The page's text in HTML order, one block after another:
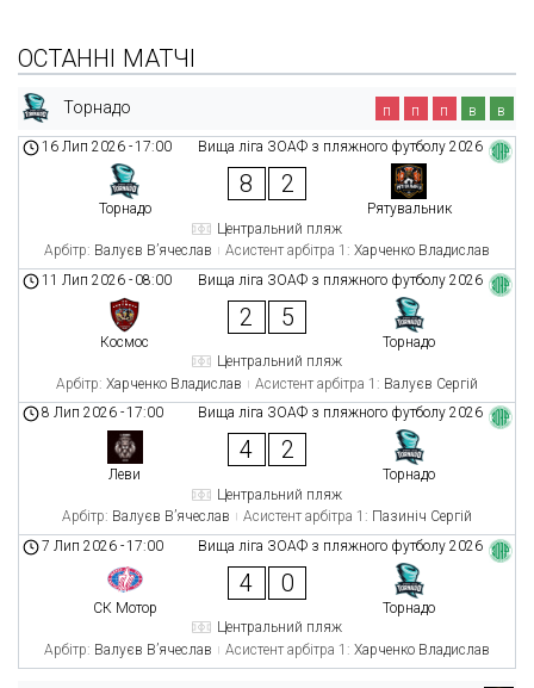
ОСТАННІ МАТЧІ
Торнадо п п п в в
Вища ліга ЗОАФ з пляжного футболу 2026
16 Лип 2026 -17:00
Торнадо
8 2
Рятувальник
Центральний пляж
Арбітр: Валуєв В’ячеслав Асистент арбітра 1: Харченко Владислав
Вища ліга ЗОАФ з пляжного футболу 2026
11 Лип 2026 - 08:00
Космос
2 5
Торнадо
Центральний пляж
Арбітр: Харченко Владислав Асистент арбітра 1: Валуєв Сергій
Вища ліга ЗОАФ з пляжного футболу 2026
8 Лип 2026 -17:00
Леви
4 2
Торнадо
Центральний пляж
Арбітр: Валуєв В’ячеслав Асистент арбітра 1: Пазиніч Сергій
Вища ліга ЗОАФ з пляжного футболу 2026
7 Лип 2026 -17:00
СК Мотор
4 0
Торнадо
Центральний пляж
Арбітр: Валуєв В’ячеслав Асистент арбітра 1: Харченко Владислав